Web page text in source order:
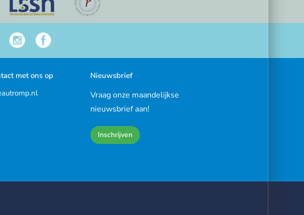
met ons op
Nieuwsbrief
Vraag onze maandelijkse
nieuwsbrief aan!
Inschrijven